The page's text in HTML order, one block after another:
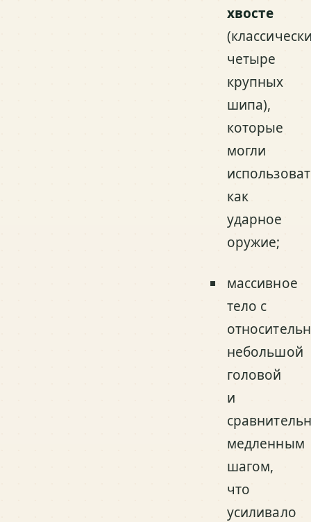
хвосте
четыре
крупных
шипа),
которые
могли
как
ударное
оружие;
массивное
тело с
небольшой
головой
и
медленным
шагом,
что
усиливало